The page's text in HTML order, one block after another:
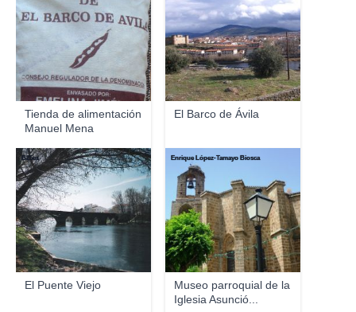
Tienda de alimentación
Manuel Mena
El Barco de Ávila
El Puente Viejo
B25es
Museo parroquial de la
Iglesia Asunció...
Enrique López-Tamayo Biosca